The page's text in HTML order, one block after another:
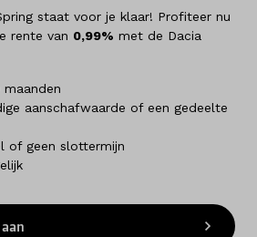
staat voor je klaar! Profiteer nu
rente van 0,99% met de Dacia
aanschafwaarde of een gedeelte
of geen slottermijn